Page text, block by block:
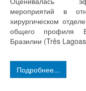
мероприятий в
хирургическом
общего профиля
Бразилии (Três
Подробнее...